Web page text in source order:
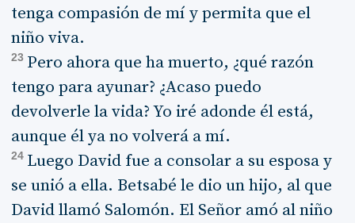
tenga compasión de mí y permita que el
niño viva.
23 Pero ahora que ha muerto, ¿qué razón
tengo para ayunar? ¿Acaso puedo
devolverle la vida? Yo iré adonde él está,
aunque él ya no volverá a mí.
24 Luego David fue a consolar a su esposa y
se unió a ella. Betsabé le dio un hijo, al que
David llamó Salomón. El Señor amó al niño